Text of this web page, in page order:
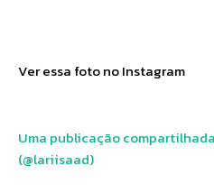
Ver essa foto no Instagram
Uma publicação
(@lariisaad)